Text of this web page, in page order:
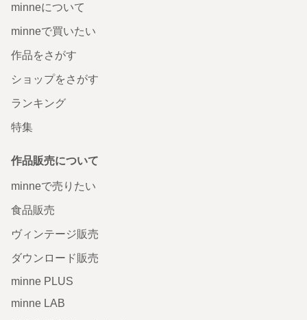
minneについて
minneで買いたい
作品をさがす
ショップをさがす
ランキング
特集
作品販売について
minneで売りたい
食品販売
ヴィンテージ販売
ダウンロード販売
minne PLUS
minne LAB